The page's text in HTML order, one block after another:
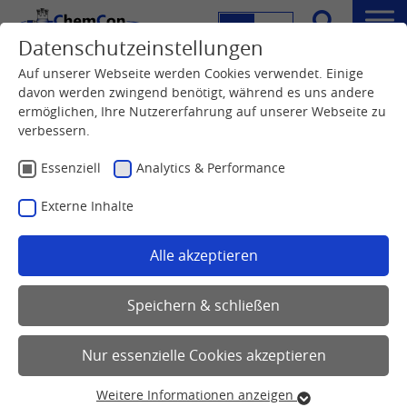
DE EN
Startseite
Über ChemCon News & Events
News & Events
Alle Kategorien
Datenschutzeinstellungen
Auf unserer Webseite werden Cookies verwendet. Einige
davon werden zwingend benötigt, während es uns andere
ermöglichen, Ihre Nutzererfahrung auf unserer Webseite zu
verbessern.
Essenziell Analytics & Performance
Externe Inhalte
Alle akzeptieren
Speichern & schließen
Nur essenzielle Cookies akzeptieren
Weitere Informationen anzeigen